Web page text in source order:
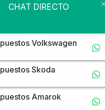
CHAT DIRECTO
Volkswagen
Skoda
Amarok